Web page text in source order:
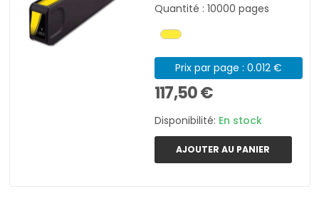
Quantité : 10000 pages
Prix par page : 0.012 €
117,50 €
Disponibilité: En stock
AJOUTER AU PANIER